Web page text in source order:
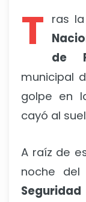
T ras
de
municipal
golpe en
cayó al
A raíz de
noche del